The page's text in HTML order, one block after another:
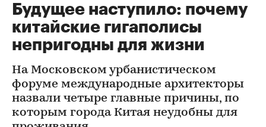
Будущее наступило: почему
китайские гигаполисы
непригодны для жизни
На Московском урбанистическом
форуме международные архитекторы
назвали четыре главные причины, по
которым города Китая неудобны для